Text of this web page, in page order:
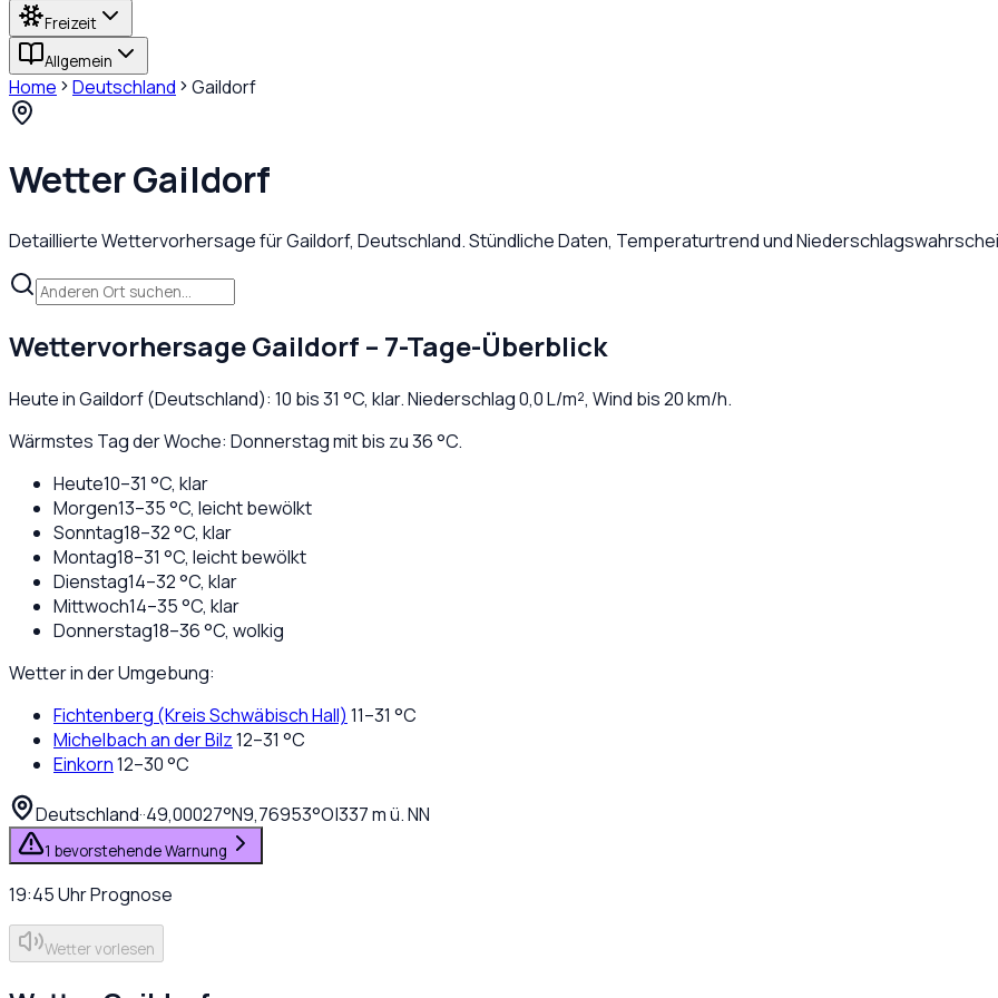
Freizeit
Allgemein
Home Deutschland Gaildorf
WetterGaildorf
Detaillierte Wettervorhersage fürGaildorf, Deutschland. Stündliche Daten, Temperaturtrend und
WettervorhersageGaildorf – 7-Tage-Überblick
Heute inGaildorf(Deutschland): 10 bis31 °C, klar. Niederschlag0,0L/m², Wind bis20km/h.
Wärmstes Tag der Woche: Donnerstag mit bis zu 36 °C.
Heute10–31 °C, klar
Morgen13–35°C, leicht bewölkt
Sonntag18–32°C, klar
Montag18–31 °C, leicht bewölkt
Dienstag14–32°C, klar
Mittwoch14–35°C, klar
Donnerstag18–36°C, wolkig
Wetter in der Umgebung:
Fichtenberg (Kreis Schwäbisch Hall) 11–31 °C
Michelbach an der Bilz12–31 °C
Einkorn12–30°C
Deutschland··49,00027°N9,76953°O|337m ü. NN
1 bevorstehende Warnung
19:45UhrPrognose
Wetter vorlesen